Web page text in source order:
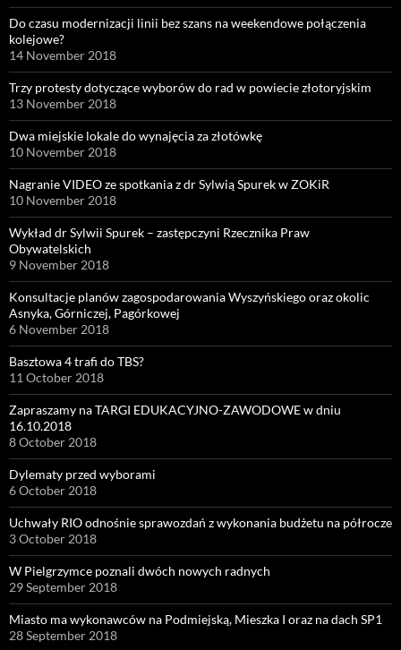
Do czasu modernizacji linii bez szans na weekendowe połączenia
kolejowe?
14 November 2018
Trzy protesty dotyczące wyborów do rad w powiecie złotoryjskim
13 November 2018
Dwa miejskie lokale do wynajęcia za złotówkę
10 November 2018
Nagranie VIDEO ze spotkania z dr Sylwią Spurek w ZOKiR
10 November 2018
Wykład dr Sylwii Spurek – zastępczyni Rzecznika Praw
Obywatelskich
9 November 2018
Konsultacje planów zagospodarowania Wyszyńskiego oraz okolic
Asnyka, Górniczej, Pagórkowej
6 November 2018
Basztowa 4 trafi do TBS?
11 October 2018
Zapraszamy na TARGI EDUKACYJNO-ZAWODOWE w dniu
16.10.2018
8 October 2018
Dylematy przed wyborami
6 October 2018
Uchwały RIO odnośnie sprawozdań z wykonania budżetu na półrocze
3 October 2018
W Pielgrzymce poznali dwóch nowych radnych
29 September 2018
Miasto ma wykonawców na Podmiejską, Mieszka I oraz na dach SP1
28 September 2018